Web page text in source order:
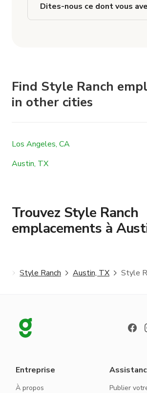
Dites-nous ce dont vous
Find Style Ranch
in other cities
Los Angeles, CA
Austin, TX
Trouvez Style Ranch
emplacements à
Style Ranch Austin, TX Style
Entreprise
À propos
Publier